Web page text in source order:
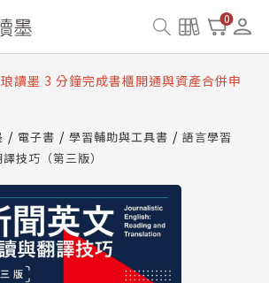
0
讀墨數位閱讀資產合併與書櫃開通申請
讀墨書櫃開通常見問題
琅讀墨 3 分鐘完成書櫃開通與資產合併申
讀墨數位閱讀資產合併與書櫃開通申請
電子書 學習輔助與工具書
語言學習
技巧（第三版）